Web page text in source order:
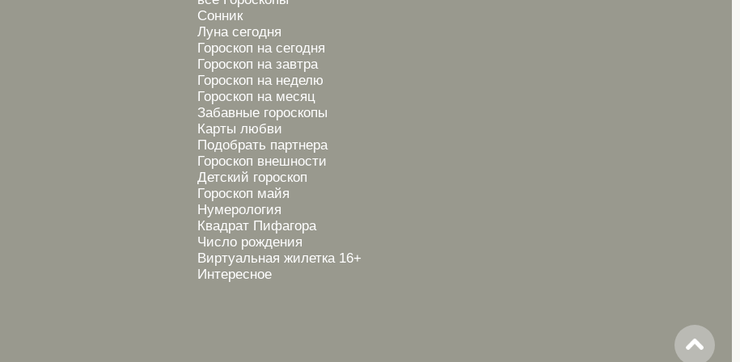
Сонник
Луна сегодня
Гороскоп на сегодня
Гороскоп на завтра
Гороскоп на неделю
Гороскоп на месяц
Забавные гороскопы
Карты любви
Подобрать партнера
Гороскоп внешности
Детский гороскоп
Гороскоп майя
Нумерология
Квадрат Пифагора
Число рождения
Виртуальная жилетка 16+
Интересное